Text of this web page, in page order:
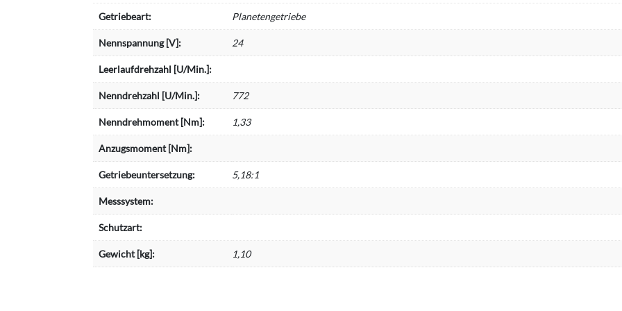
Getriebeart: Planetengetriebe
Nennspannung [V]: 24
Leerlaufdrehzahl [U/Min.]:
Nenndrehzahl [U/Min.]: 772
Nenndrehmoment [Nm]: 1,33
Anzugsmoment [Nm]:
Getriebeuntersetzung: 5,18:1
Messsystem:
Schutzart:
Gewicht [kg]: 1,10